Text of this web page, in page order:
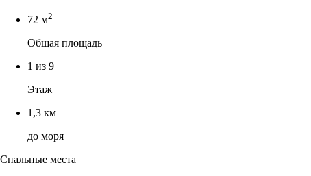
72 м2
Общая площадь
1 из 9
Этаж
1,3 км
до моря
Спальные места